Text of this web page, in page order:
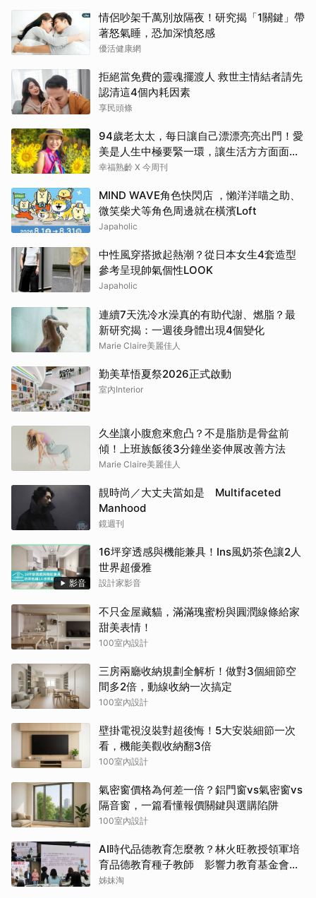
情侶吵架千萬別放隔夜！研究揭「1關鍵」帶
著怒氣睡，恐加深憤怒感
優活健康網
拒絕當免費的靈魂擺渡人 救世主情結者請先
認清這4個內耗因素
享民頭條
94歲老太太，每日讓自己漂漂亮亮出門！愛
美是人生中極要緊一環，讓生活方方面面，
更加豐富有樂趣
幸福熟齡 X 今周刊
MIND WAVE角色快閃店 ，懶洋洋喵之助、
微笑柴犬等角色周邊就在橫濱Loft
Japaholic
中性風穿搭掀起熱潮？從日本女生4套造型
參考呈現帥氣個性LOOK
Japaholic
連續7天洗冷水澡真的有助代謝、燃脂？最
新研究揭：一週後身體出現4個變化
Marie Claire美麗佳人
勤美草悟夏祭2026正式啟動
室內Interior
久坐讓小腹愈來愈凸？不是脂肪是骨盆前
傾！上班族飯後3分鐘坐姿伸展改善方法
Marie Claire美麗佳人
靚時尚／大丈夫當如是 Multifaceted
Manhood
鏡週刊
影音
16坪穿透感與機能兼具！Ins風奶茶色讓2人
世界超優雅
設計家影音
不只金屋藏貓，滿滿瑰蜜粉與圓潤線條給家
甜美表情！
100室內設計
三房兩廳收納規劃全解析！做對3個細節空
間多2倍，動線收納一次搞定
100室內設計
壁掛電視沒裝對超後悔！5大安裝細節一次
看，機能美觀收納翻3倍
100室內設計
氣密窗價格為何差一倍？鋁門窗vs氣密窗vs
隔音窗，一篇看懂報價關鍵與選購陷阱
100室內設計
AI時代品德教育怎麼教？林火旺教授領軍培
育品德教育種子教師 影響力教育基金會攜
手新生代基金會
姊妹淘